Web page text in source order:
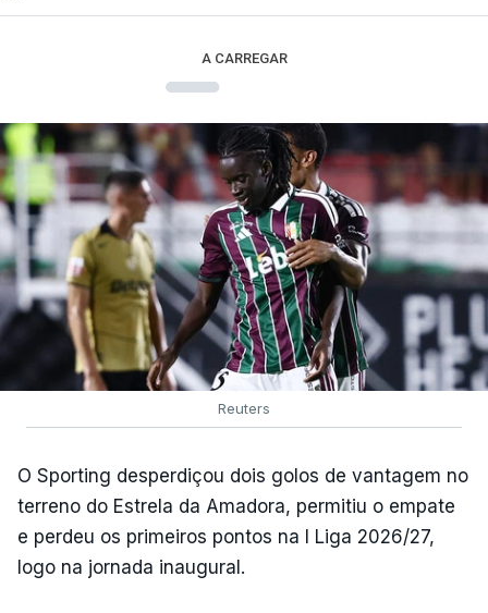
A CARREGAR
Reuters
O Sporting desperdiçou dois golos de vantagem no
terreno do Estrela da Amadora, permitiu o empate
e perdeu os primeiros pontos na I Liga 2026/27,
logo na jornada inaugural.